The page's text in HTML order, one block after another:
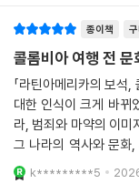
만 예술이라고 믿는 이들
진 인물 비율은 정치적
--- 「남미의 피카소, 페
된 커피 문화 경관, 카르
색강, 지파키라의 소금
바랑키야 등 가야 할 곳,
두 번째, 콜롬비아는 세
로 가는 통로로써 대서
의 항공 노선을 운항하
있어 지리적으로도 전략
종이책
콜롬비아 여행 전 문
「라틴아메리카의 보석
대한 인식이 크게 바뀌
라, 범죄와 마약의 이미
그 나라의 역사와 문화
콜롬비아의 복잡한 역
한다. 식민지
k*********5